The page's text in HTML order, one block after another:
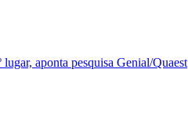
aponta pesquisa Genial/Quaest